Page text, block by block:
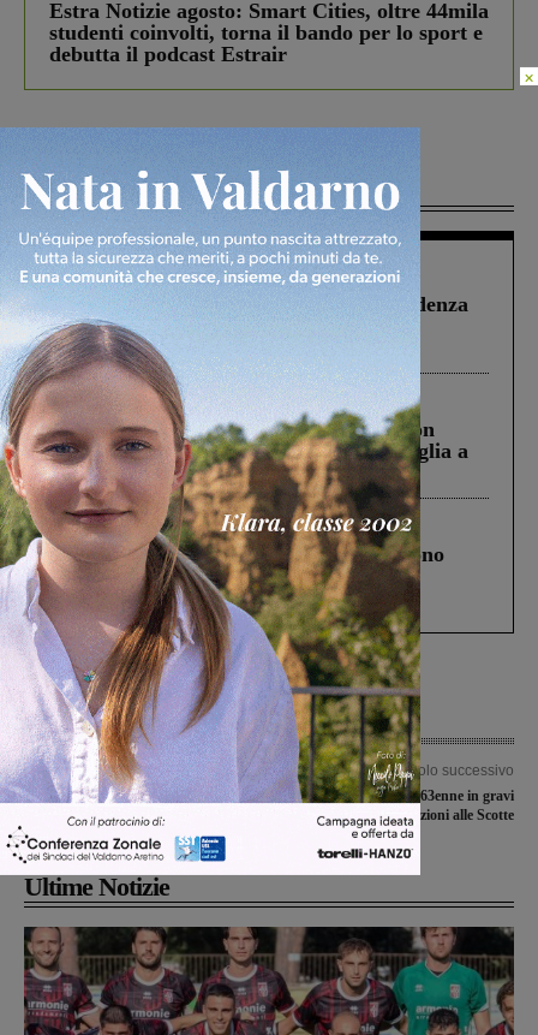
Estra Notizie agosto: Smart Cities, oltre 44mila
studenti coinvolti, torna il bando per lo sport e
debutta il podcast Estrair
Più lette
Figline Incisa Valdarno 1 Agosto 2026
Piscina di Figline finanziata oltre la scadenza
Pnrr, il gruppo di Fratelli d’Italia: “Un
ringraziamento al Governo”
Cronaca 3 Agosto 2026
Scomparso da una struttura di Castiglion
Fiorentino l’uomo che aveva ucciso la figlia a
Levane nel 2020
Cronaca 4 Agosto 2026
Un anno fa la strage in A1 in cui morirono
Gianni, Giulia e Franco. Lo schianto, il
processo, lo stop ai sorpassi fra tir....
Articolo precedente
La Unomaglia Valdarninsieme si
riscatta stappazzando il Cus Siena
Articolo successivo
Investito da un’auto, 63enne in gravi
condizioni alle Scotte
Ultime Notizie
×